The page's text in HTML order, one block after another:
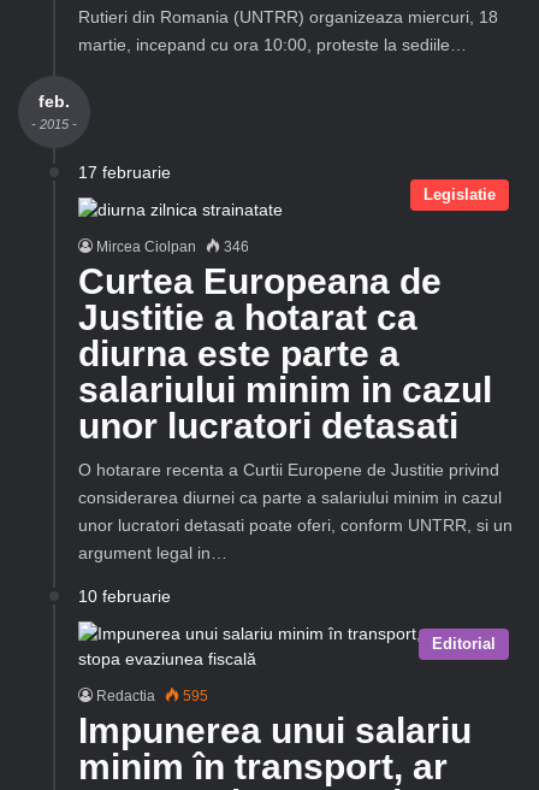
Rutieri din Romania (UNTRR) organizeaza miercuri, 18
martie, incepand cu ora 10:00, proteste la sediile…
feb.
- 2015 -
17 februarie
Legislatie
Mircea Ciolpan 346
Curtea Europeana de
Justitie a hotarat ca
diurna este parte a
salariului minim in cazul
unor lucratori detasati
O hotarare recenta a Curtii Europene de Justitie privind
considerarea diurnei ca parte a salariului minim in cazul
unor lucratori detasati poate oferi, conform UNTRR, si un
argument legal in…
10 februarie
Editorial
Redactia 595
Impunerea unui salariu
minim în transport, ar